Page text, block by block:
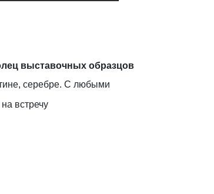
выставочных образцов
серебре. С любыми
встречу